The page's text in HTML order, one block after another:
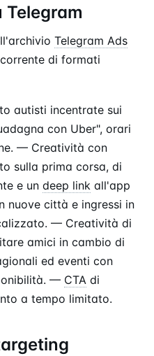
Telegram Ads
di formati
autisti incentrate sui
con Uber", orari
— Creatività con
sulla prima corsa, di
e un deep link all'app
nuove città e ingressi in
— Creatività di
amici in cambio di
ed eventi con
— CTA di
a tempo limitato.